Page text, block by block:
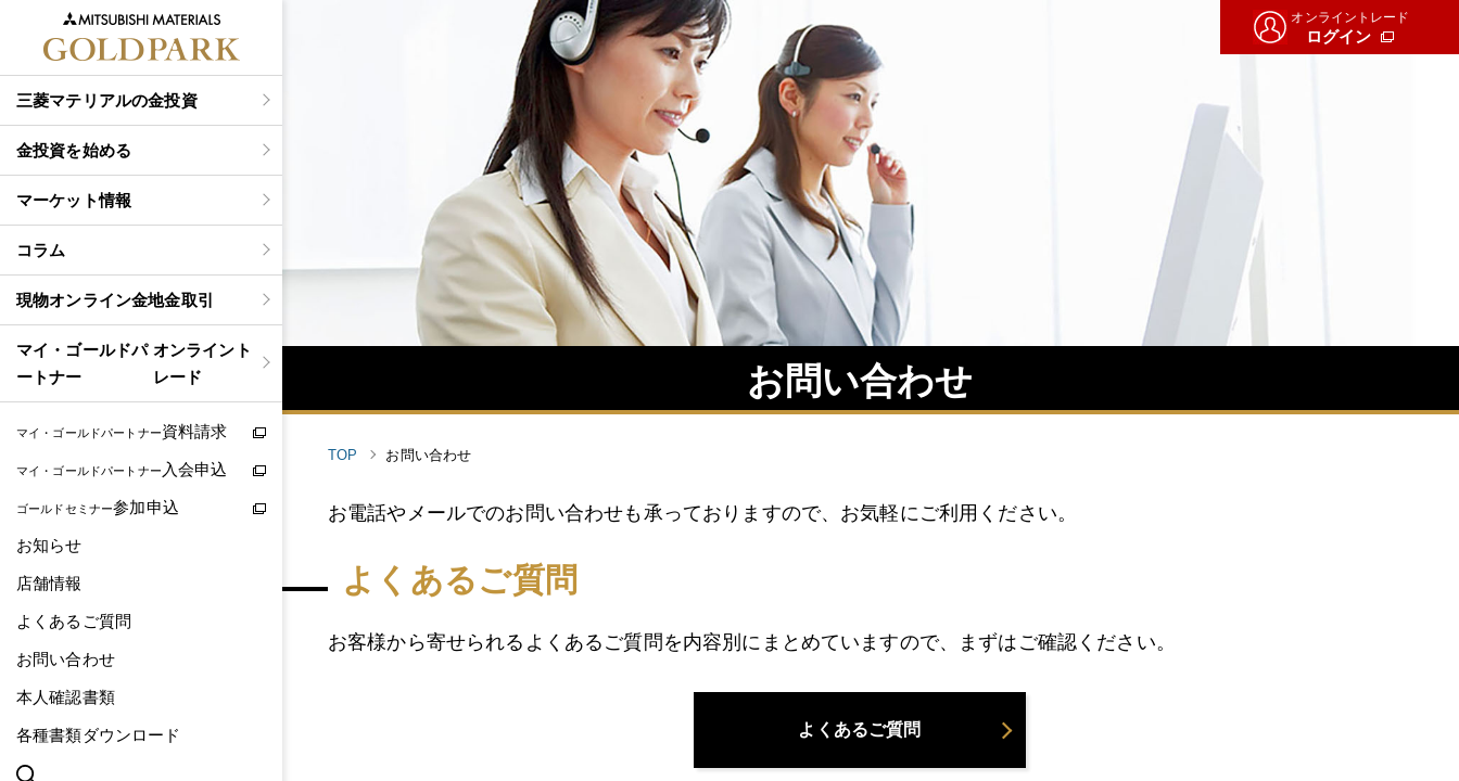
オンライントレード
ログイン
三菱マテリアルの金投資
金投資を始める
マーケット情報
コラム
現物オンライン金地金取引
マイ・ゴールドパ
ートナー
オンライント
レード
マイ・ゴールドパートナー資料請求
マイ・ゴールドパートナー 入会申込
ゴールドセミナー参加申込
お知らせ
店舗情報
よくあるご質問
お問い合わせ
本人確認書類
各種書類ダウンロード
お問い合わせ
TOP お問い合わせ
お電話やメールでのお問い合わせも承っておりますので、お気軽にご利用ください。
よくあるご質問
お客様から寄せられるよくあるご質問を内容別にまとめていますので、まずはご確認ください。
よくあるご質問